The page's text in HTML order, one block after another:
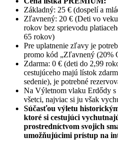
Základný: 25 € (dospelí a
Zľavnený: 20 € (Deti vo
rokov bez sprievodu
65 rokov)
Pre uplatnenie zľavy je
promo kód „Zľavnený (20%
Zdarma: 0 € (deti do 2,99
cestujúceho majú lístok
sedenie), je potrebné
Na Výletnom vlaku Erdődy
všetci, najviac si ju však
Súčasťou výletu
ktoré si cestujúci
prostredníctvom svojich
umožňujúcimi prístup na